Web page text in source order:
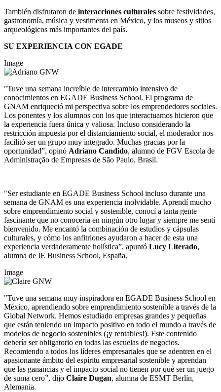
También disfrutaron de interacciones culturales sobre festividades,
gastronomía, música y vestimenta en México, y los museos y sitios
arqueológicos más importantes del país.
SU EXPERIENCIA CON EGADE
Image
"Tuve una semana increíble de intercambio intensivo de
conocimientos en EGADE Business School. El programa de
GNAM enriqueció mi perspectiva sobre los emprendedores sociales.
Los ponentes y los alumnos con los que interactuamos hicieron que
la experiencia fuera única y valiosa. Incluso considerando la
restricción impuesta por el distanciamiento social, el moderador nos
facilitó ser un grupo muy integrado. Muchas gracias por la
oportunidad”, opinó Adriano Candido, alumno de FGV Escola de
Administração de Empresas de São Paulo, Brasil.
"Ser estudiante en EGADE Business School incluso durante una
semana de GNAM es una experiencia inolvidable. Aprendí mucho
sobre emprendimiento social y sostenible, conocí a tanta gente
fascinante que no conocería en ningún otro lugar y siempre me sentí
bienvenido. Me encantó la combinación de estudios y cápsulas
culturales, y cómo los anfitriones ayudaron a hacer de esta una
experiencia verdaderamente holística”, apuntó Lucy Literado,
alumna de IE Business School, España.
Image
"Tuve una semana muy inspiradora en EGADE Business School en
México, aprendiendo sobre emprendimiento sostenible a través de la
Global Network. Hemos estudiado empresas grandes y pequeñas
que están teniendo un impacto positivo en todo el mundo a través de
modelos de negocio sostenibles (¡y rentables!). Este contenido
debería ser obligatorio en todas las escuelas de negocios.
Recomiendo a todos los líderes empresariales que se adentren en el
apasionante ámbito del espíritu empresarial sostenible y aprendan
que las ganancias y el impacto social no tienen por qué ser un juego
de suma cero”, dijo Claire Dugan, alumna de ESMT Berlín,
Alemania.